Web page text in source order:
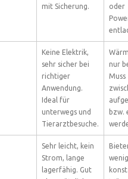
mit Sicherung.
oder
Keine Elektrik,
sehr sicher bei
richtiger
Anwendung.
Ideal für
unterwegs und
Tierarztbesuche.
nur
Muss
bzw.
Sehr leicht, kein
Strom, lange
lagerfähig. Gut